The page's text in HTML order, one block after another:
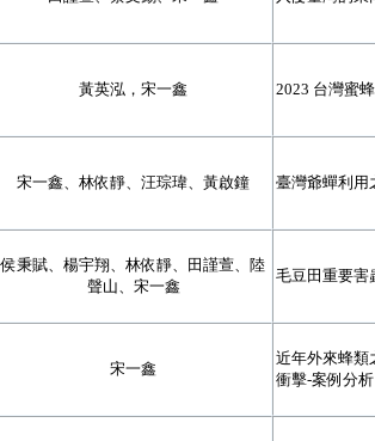
黃英泓，宋一鑫 2023 台灣蜜
宋一鑫、林依靜、汪琮瑋、黃啟鐘 臺灣爺蟬利用
侯秉賦、楊宇翔、林依靜、田謹萱、陸
聲山、宋一鑫
毛豆田重要害
宋一鑫
近年外來蜂類
衝擊-案例分析